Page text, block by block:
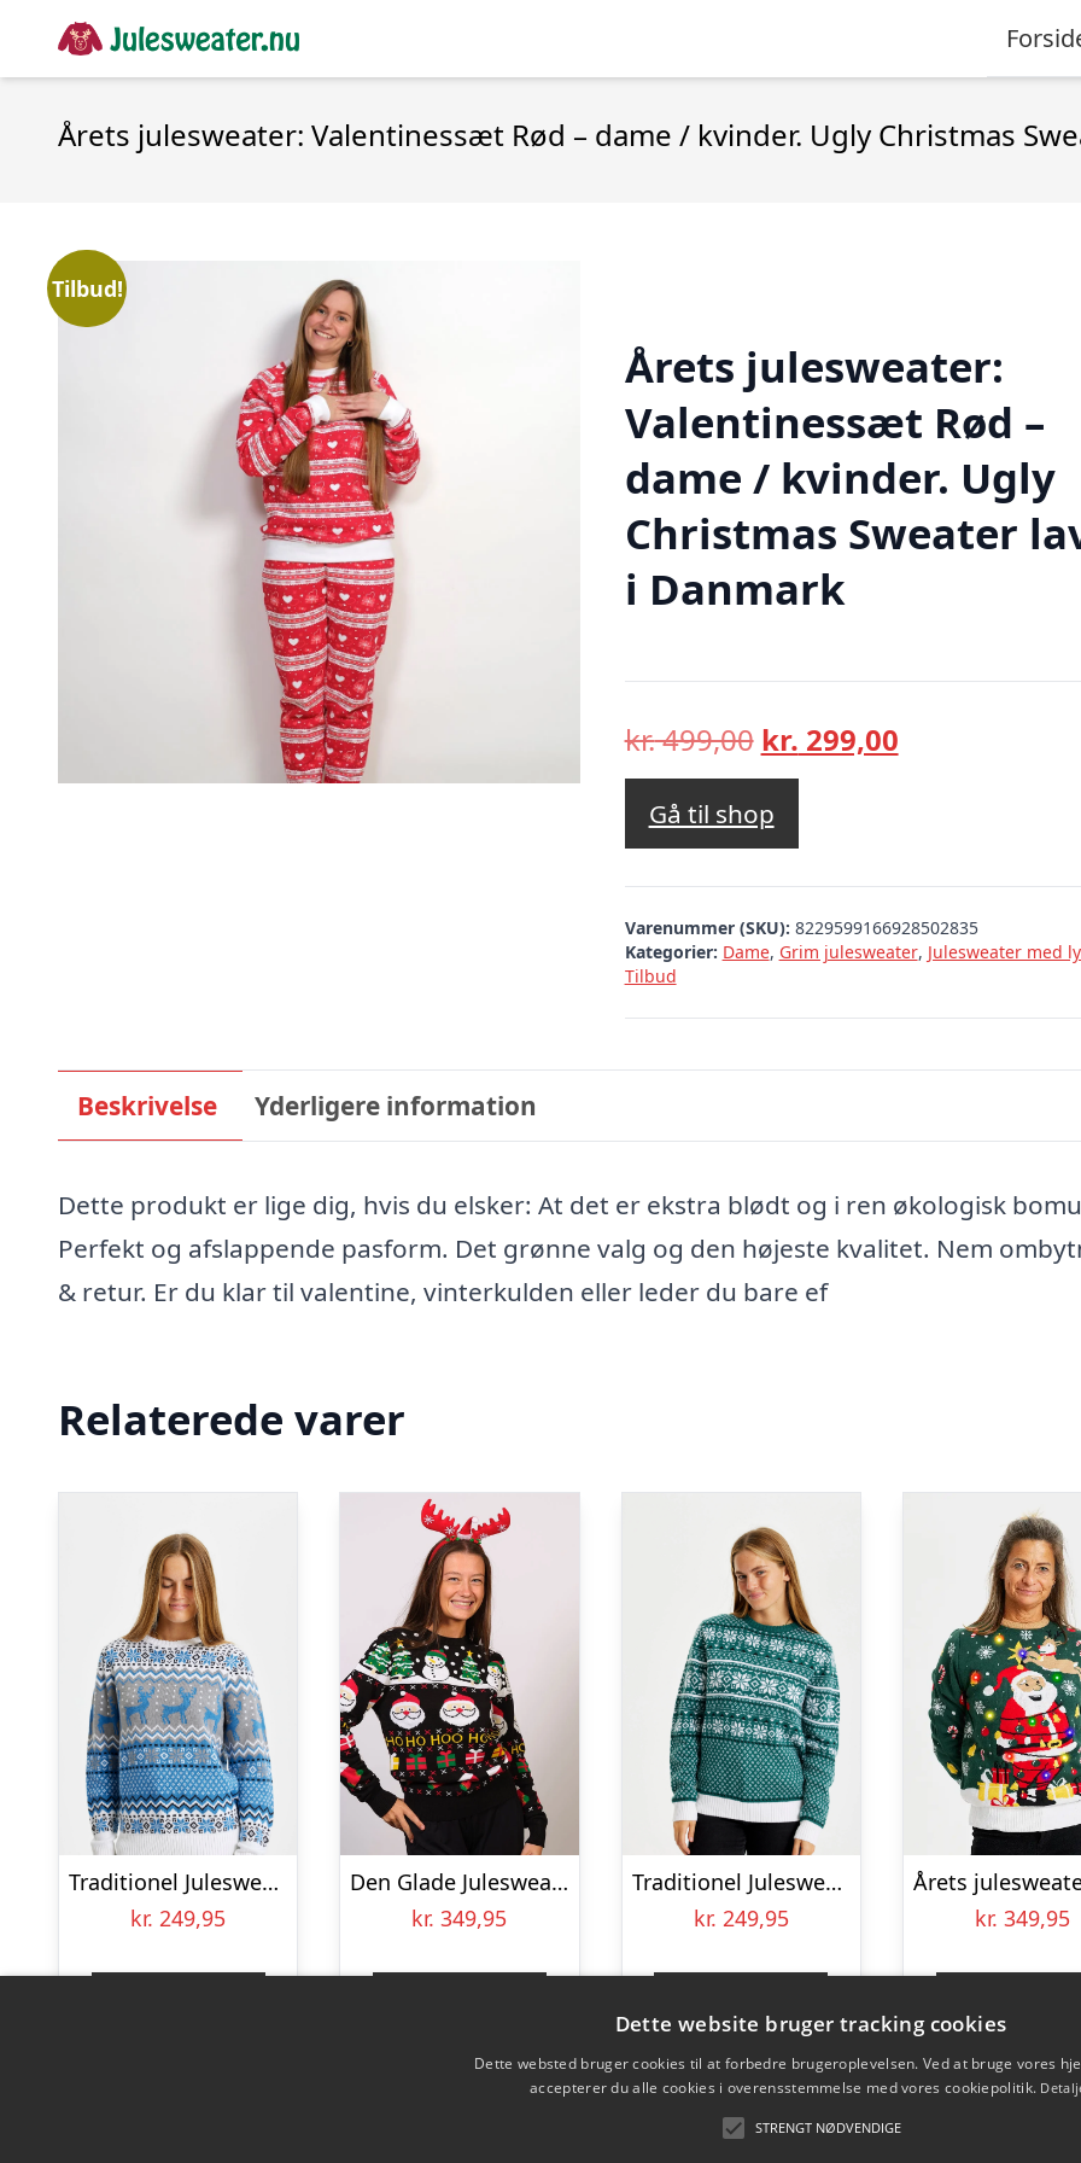
Årets julesweater: Valentinessæt Rød – dame / kvinder. Ugly Christmas
Tilbud!
Årets julesweater:
Valentinessæt Rød –
dame / kvinder. Ugly
Christmas Sweater
i Danmark
kr.499,00 Den
oprindelige
pris
var:
kr. 499,00.
kr. 299,00Den
kr. 299,00.
Gå til shop
Varenummer (SKU): 8229599166928502835
Kategorier: Dame, Grim julesweater, Julesweater med
Tilbud
Beskrivelse Yderligere information
Dette produkt er lige dig, hvis du elsker: At det er ekstra blødt og i ren økologisk
Perfekt og afslappende pasform. Det grønne valg og den højeste kvalitet. Nem
& retur. Er du klar til valentine, vinterkulden eller leder du bare ef
Relaterede varer
Traditionel Julesweater Blå – dame / kvinder
kr. 249,95
Den Glade Julesweater – dame / kvinder.
kr. 349,95
Traditionel Julesweater Grøn – dame / kvinder
kr. 249,95
Gå til shop
kr. 349,95
Gå til
Dette website bruger tracking cookies
Dette websted bruger cookies til at forbedre brugeroplevelsen. Ved at bruge vores
accepterer du alle cookies i overensstemmelse med vores cookiepolitik.
STRENGT NØDVENDIGE